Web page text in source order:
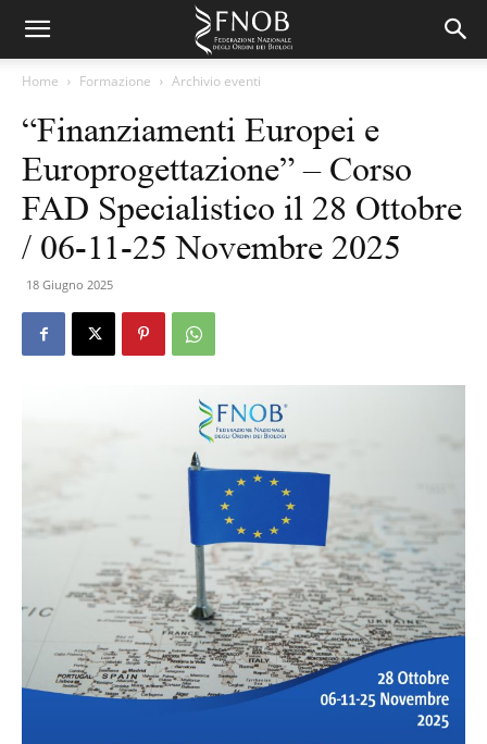
Home Formazione Archivio eventi
“Finanziamenti Europei e
Europrogettazione” – Corso
FAD Specialistico il 28 Ottobre
/ 06-11-25 Novembre 2025
18 Giugno 2025